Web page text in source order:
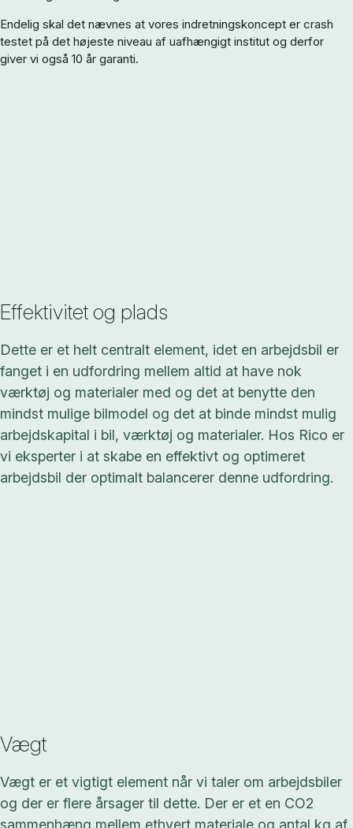
Endelig skal det nævnes at vores indretningskoncept er crash
testet på det højeste niveau af uafhængigt institut og derfor
giver vi også 10 år garanti.
Effektivitet og plads
Dette er et helt centralt element, idet en arbejdsbil er
fanget i en udfordring mellem altid at have nok
værktøj og materialer med og det at benytte den
mindst mulige bilmodel og det at binde mindst mulig
arbejdskapital i bil, værktøj og materialer. Hos Rico er
vi eksperter i at skabe en effektivt og optimeret
arbejdsbil der optimalt balancerer denne udfordring.
Vægt
Vægt er et vigtigt element når vi taler om arbejdsbiler
og der er flere årsager til dette. Der er et en CO2
sammenhæng mellem ethvert materiale og antal kg af